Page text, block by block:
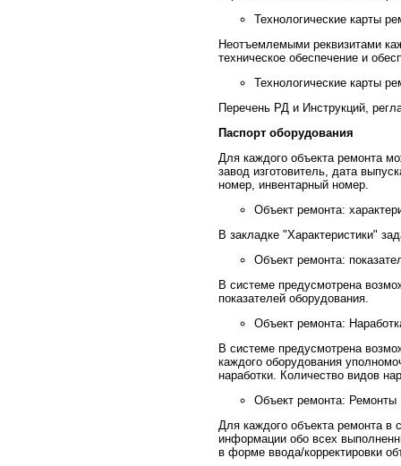
Технологические карты
Неотъемлемыми реквизитами
техническое обеспечение и
Технологические карты
Перечень РД и Инструкций,
Паспорт оборудования
Для каждого объекта ремонта
завод изготовитель, дата
номер, инвентарный номер.
Объект ремонта:
В закладке "Характеристики"
Объект ремонта:
В системе предусмотрена
показателей оборудования.
Объект ремонта:
В системе предусмотрена
каждого оборудования
наработки. Количество видов
Объект ремонта: Ремонты
Для каждого объекта ремонта в
информации обо всех
в форме ввода/корректировки